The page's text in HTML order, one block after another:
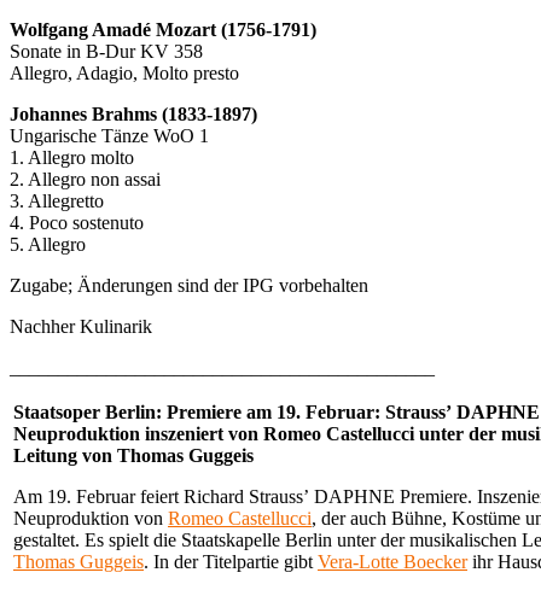
Wolfgang Amadé Mozart (1756-1791)
Sonate in B-Dur KV 358
Allegro, Adagio, Molto presto
Johannes Brahms (1833-1897)
Ungarische Tänze WoO 1
1. Allegro molto
2. Allegro non assai
3. Allegretto
4. Poco sostenuto
5. Allegro
Zugabe; Änderungen sind der IPG vorbehalten
Nachher Kulinarik
Staatsoper Berlin: Premiere am 19. Februar: Straussʼ
Neuproduktion inszeniert von Romeo Castellucci unter der
Leitung von Thomas Guggeis
Am 19. Februar feiert Richard Straussʼ DAPHNE Premiere.
Neuproduktion von Romeo Castellucci, der auch Bühne, Kostüme
gestaltet. Es spielt die Staatskapelle Berlin unter der musikalischen
Thomas Guggeis. In der Titelpartie gibt Vera-Lotte Boeckerihr